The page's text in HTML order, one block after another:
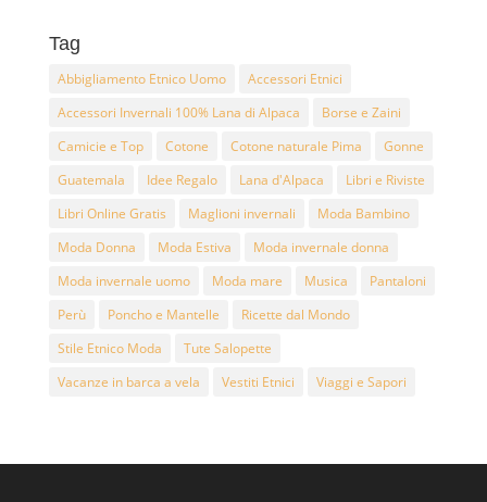
Tag
Abbigliamento Etnico Uomo
Accessori Etnici
Accessori Invernali 100% Lana di Alpaca
Borse e Zaini
Camicie e Top
Cotone Cotone naturale Pima
Gonne
Guatemala
Idee Regalo Lana d'Alpaca
Libri e Riviste
Libri Online Gratis
Maglioni invernali
Moda Bambino
Moda Donna
Moda Estiva
Moda invernale donna
Moda invernale uomo
Moda mare Musica
Pantaloni
Perù
Poncho e Mantelle
Ricette dal Mondo
Stile Etnico Moda
Tute Salopette
Vacanze in barca a vela
Vestiti Etnici Viaggi e Sapori